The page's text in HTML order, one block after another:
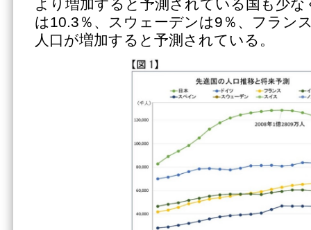
より増加すると予測されている国も少
は10.3％、スウェーデンは9％、フラン
人口が増加すると予測されている。